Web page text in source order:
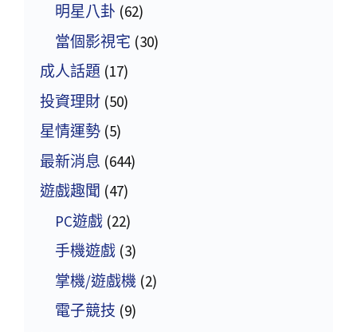
明星八卦 (62)
當個影視宅 (30)
成人話題 (17)
投資理財 (50)
星情運勢 (5)
最新消息 (644)
遊戲趣聞 (47)
PC遊戲 (22)
手機遊戲 (3)
掌機/遊戲機 (2)
電子競技 (9)